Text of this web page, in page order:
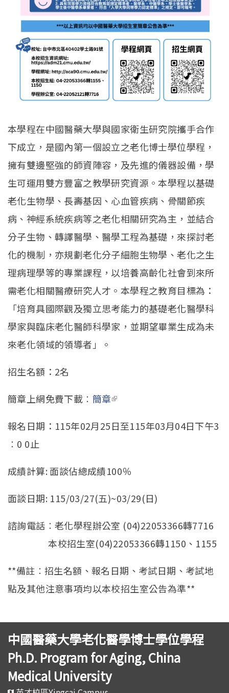
本學程在中國醫藥大學與國家衛生研究院攜手合作
下成立，是國內第一個設立之老化博士學位學程，
擁有雙邊堅強的師資陣容，及先進的儀器設備，學
生可運用雙方豐富之教學研究資源。本學程以基礎
老化生物學、長壽基因、心血管疾病、骨關節疾
病、神經系統疾病等之老化相關研究為主，並結合
分子生物、轉譯醫學、醫學工程為基礎，來探討老
化的機制，亦規劃老化分子細胞生物學、老化之生
理病理學等的專業課程，以培養高齡化社會到來所
需老化相關醫療研究人才。本學程之教育目標為：
「培育具國際觀及獨立思考能力的基礎老化醫學科
學家與臨床老化醫師科學家，並期望畢業生成為未
來老化領域的領導者」。
招生名額：2名
簡章上網免費下載︰ 簡章(link is external)
報名日期：115年02月25日至115年03月04日下午3
︰0 0止
成績計算: 面談佔總成績100％
面談日期: 115/03/27(五)~03/29(日)
諮詢電話︰老化學程辦公室 (04)22053366轉7716
本校招生室(04)22053366轉1150、1155
**備註︰招生名額、報名日期、考試日期、考試地
點及其他注意事項均以本校招生室公告為準**
中國醫藥大學老化醫學博士學位學程
Ph.D. Program for Aging, China
Medical University